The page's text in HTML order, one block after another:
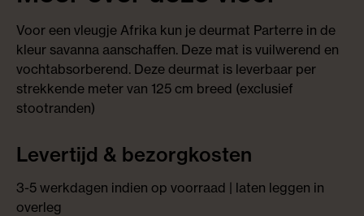
Voor een vleugje Afrika kun je deurmat Parterre in de
kleur savanna aanschaffen. Deze mat is vuilwerend en
vochtabsorberend. Deze deurmat is leverbaar per
strekkende meter van 125 cm breed (exclusief
stootranden)
Levertijd & bezorgkosten
3-5 werkdagen indien op voorraad | laten leggen in
overleg